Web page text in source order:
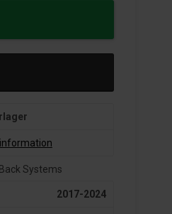
Systems
2017-2024